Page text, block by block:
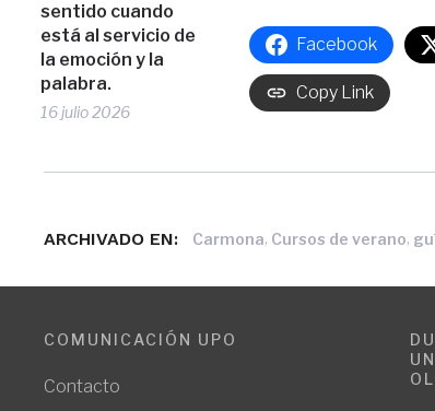
sentido cuando
está al servicio de
la emoción y la
palabra.
16 julio 2026
Facebook
Copy Link
ARCHIVADO EN: Carmona, Cursos de verano,
COMUNICACIÓN UPO
Contacto